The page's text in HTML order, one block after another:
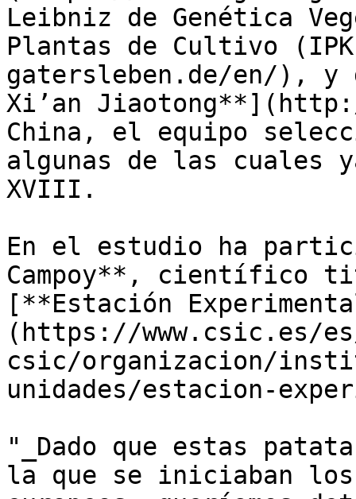
Leibniz de Genética
Plantas de Cultivo
gatersleben.de/en/), y
Xi’an
China, el equipo
algunas de las cuales
XVIII.
En el estudio ha
Campoy**, científico
[**Estación
(https://www.csic.es/
csic/organizacion/
unidades/estacion-
"_Dado que estas
la que se iniciaban los